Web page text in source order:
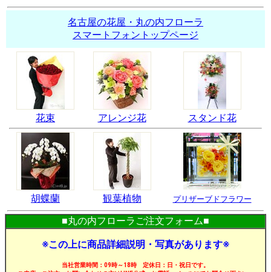
名古屋の花屋・丸の内フローラ
スマートフォントップページ
花束 アレンジ花 スタンド花
胡蝶蘭 観葉植物 プリザーブドフラワー
■丸の内フローラご注文フォーム■
※この上に商品詳細説明・写真があります※
当社営業時間：09時～18時 定休日：日・祝日です。